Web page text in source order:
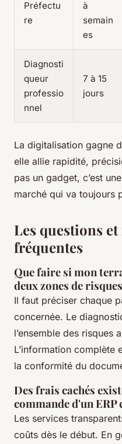
Préfectu
re
à
semain
es
Diagnosti
queur
professio
nnel
7 à 15
jours
La digitalisation gagne
elle allie rapidité,
pas un gadget, c’est
marché qui va toujours
Les questions
fréquentes
Que faire si mon
deux zones de
Il faut préciser chaque
concernée. Le
l’ensemble des risques
L’information complète
la conformité du
Des frais cachés
commande d'un ERP
Les services
coûts dès le début. En